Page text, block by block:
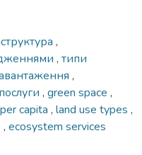
,
, типи
,
, green space ,
capita , land use types ,
, ecosystem services